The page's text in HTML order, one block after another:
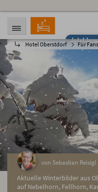
Jetzt
Hotel Oberstdorf Für Fans
ANREISE
09.08.2026
ABREISE
14.08.2026
PERSONEN
2 Personen
BUCHEN
von Sebastian Reisigl
Aktuelle Winterbilder aus
auf Nebelhorn, Fellhorn,